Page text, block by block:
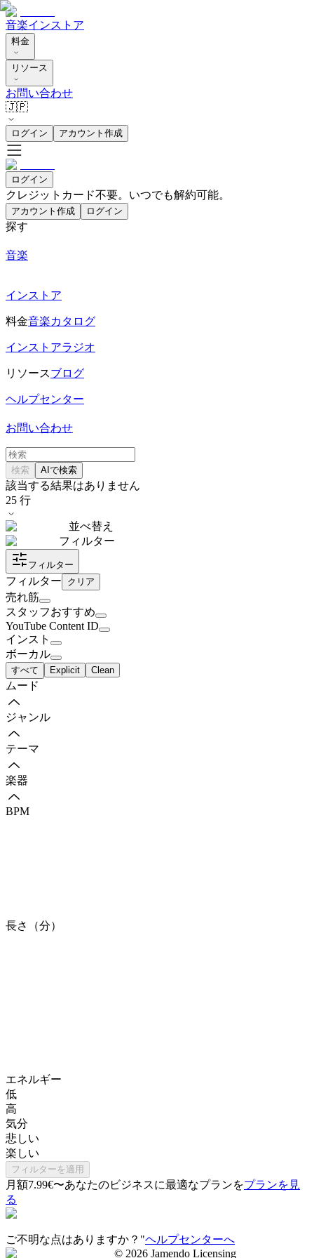
音楽インストア
料金
リソース
お問い合わせ
🇯🇵
ログイン アカウント作成
ログイン
クレジットカード不要。いつでも解約可能。
アカウント作成 ログイン
探す
音楽
インストア
料金音楽カタログ
インストアラジオ
リソースブログ
ヘルプセンター
お問い合わせ
検索 AIで検索
該当する結果はありません
25 行
並べ替え
フィルター
フィルター
フィルター クリア
売れ筋
スタッフおすすめ
YouTube Content ID
インスト
ボーカル
すべて Explicit Clean
ムード
ジャンル
テーマ
楽器
BPM
長さ（分）
エネルギー
低
高
気分
悲しい
楽しい
フィルターを適用
月額7.99€〜あなたのビジネスに最適なプランをプランを見
る
ご不明な点はありますか？"ヘルプセンターへ
© 2026 Jamendo Licensing